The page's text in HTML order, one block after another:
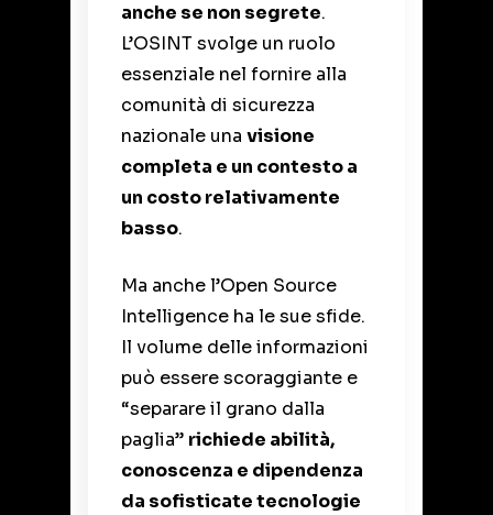
anche se non segrete.
L’OSINT svolge un ruolo
essenziale nel fornire alla
comunità di sicurezza
nazionale una visione
completa e un contesto a
un costo relativamente
basso.
Ma anche l’Open Source
Intelligence ha le sue sfide.
Il volume delle informazioni
può essere scoraggiante e
“separare il grano dalla
paglia” richiede abilità,
conoscenza e dipendenza
da sofisticate tecnologie